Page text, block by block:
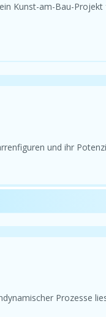
Kunst-am-Bau-
und ihr
Prozesse